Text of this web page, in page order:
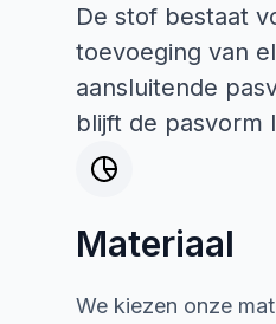
De stof bestaat
toevoeging van
aansluitende
blijft de pasvorm
Materiaal
We kiezen onze